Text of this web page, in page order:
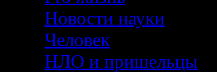
Новости науки
Человек
НЛО и пришельцы